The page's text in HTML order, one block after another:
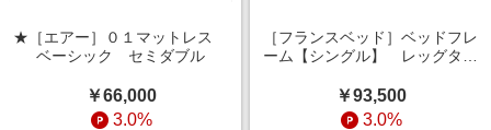
★［エアー］０１マットレス
ベーシック セミダブル
￥66,000
3.0%
［フランスベッド］ベッドフレ
ーム【シングル】 レッグタイ
￥93,500
3.0%